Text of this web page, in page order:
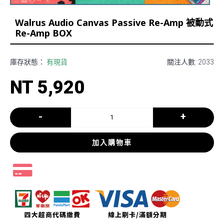
Walrus Audio Canvas Passive Re-Amp 被動式
Re-Amp BOX
關注人數: 2033
庫存狀態： 有現貨
NT 5,920
- +
加入購物車